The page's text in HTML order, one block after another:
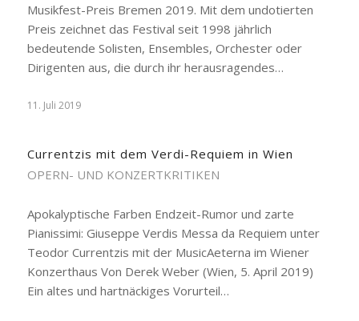
Musikfest-Preis Bremen 2019. Mit dem undotierten
Preis zeichnet das Festival seit 1998 jährlich
bedeutende Solisten, Ensembles, Orchester oder
Dirigenten aus, die durch ihr herausragendes…
11. Juli 2019
Currentzis mit dem Verdi-Requiem in Wien
OPERN- UND KONZERTKRITIKEN
Apokalyptische Farben Endzeit-Rumor und zarte
Pianissimi: Giuseppe Verdis Messa da Requiem unter
Teodor Currentzis mit der MusicAeterna im Wiener
Konzerthaus Von Derek Weber (Wien, 5. April 2019)
Ein altes und hartnäckiges Vorurteil…